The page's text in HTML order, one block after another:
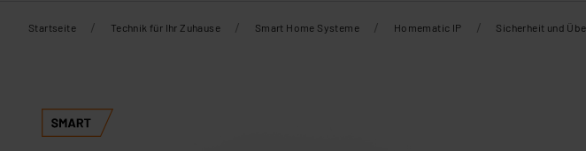
Startseite / Technik für Ihr Zuhause / Smart Home Systeme / Homematic IP / Sicherheit und